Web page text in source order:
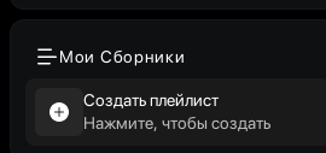
Мои Сборники
Создать плейлист
Нажмите, чтобы создать